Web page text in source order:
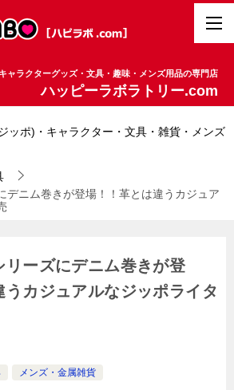
ャラクターグッズ・文具・趣味・メンズ用品の専門店
ハッピーラボラトリー.com
ッポ)・キャラクター・文具・雑貨・メンズ
デニム巻きが登場！！革とは違うカジュア
リーズにデニム巻きが登
うカジュアルなジッポライタ
メンズ・金属雑貨